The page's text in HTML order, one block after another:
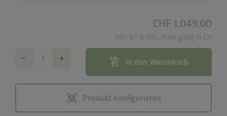
CHF 1.049,00
Inkl. 8.1 % USt., Preis gültig in CH
remove add add_shopping_cart In den Warenkorb
view_in_ar Produkt konfigurieren